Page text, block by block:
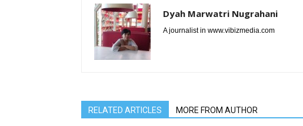
Dyah Marwatri Nugrahani
A journalist in www.vibizmedia.com
RELATED ARTICLES MORE FROM AUTHOR